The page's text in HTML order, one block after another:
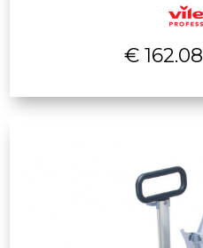
€ 162.08